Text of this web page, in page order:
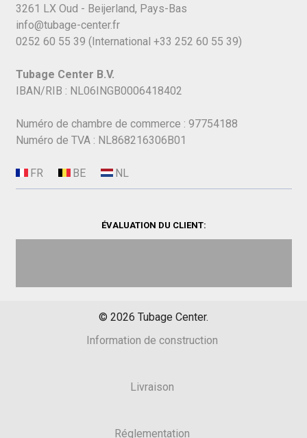
3261 LX Oud - Beijerland, Pays-Bas
info@tubage-center.fr
0252 60 55 39 (International +33 252 60 55 39)
Tubage Center B.V.
IBAN/RIB : NL06INGB0006418402
Numéro de chambre de commerce : 97754188
Numéro de TVA : NL868216306B01
ÉVALUATION DU CLIENT:
© 2026 Tubage Center.
Information de construction
Livraison
Réglementation